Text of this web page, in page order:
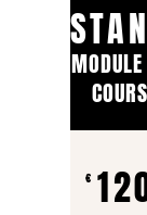
COURS
€